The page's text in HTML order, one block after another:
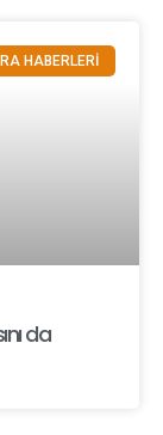
HABERLERİ
da